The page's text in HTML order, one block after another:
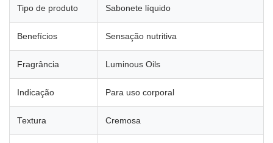
Tipo de produto Sabonete líquido
Benefícios Sensação nutritiva
Fragrância Luminous Oils
Indicação Para uso corporal
Textura Cremosa